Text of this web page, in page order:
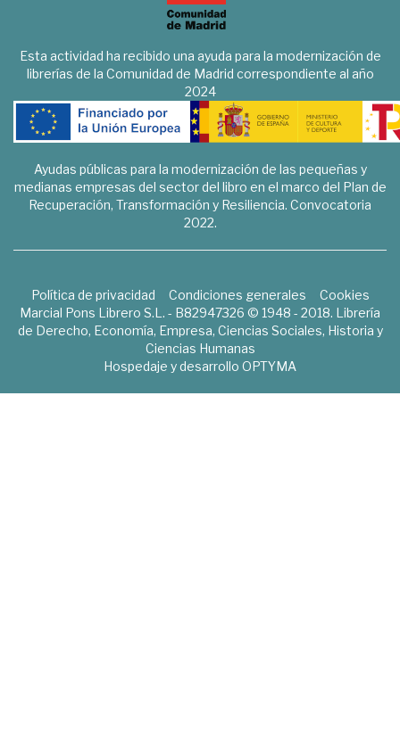
Esta actividad ha recibido una ayuda para la modernización de
librerías de la Comunidad de Madrid correspondiente al año
2024
Ayudas públicas para la modernización de las pequeñas y
medianas empresas del sector del libro en el marco del Plan de
Recuperación, Transformación y Resiliencia. Convocatoria
2022.
Política de privacidad Condiciones generales
Cookies
Marcial Pons Librero S.L. - B82947326 © 1948 - 2018. Librería
de Derecho, Economía, Empresa, Ciencias Sociales, Historia y
Ciencias Humanas
Hospedaje y desarrollo OPTYMA